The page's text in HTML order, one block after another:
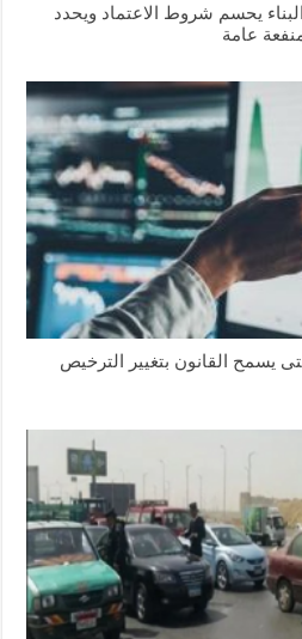
يحسم شروط الاعتماد ويحدد
عامة
يسمح القانون بتغيير الترخيص